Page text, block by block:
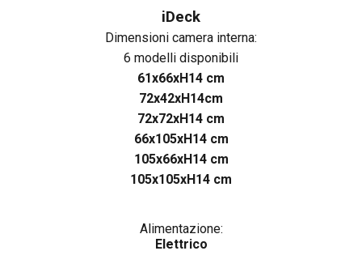
iDeck
Dimensioni camera interna:
6 modelli disponibili
61x66xH14 cm
72x42xH14cm
72x72xH14 cm
66x105xH14 cm
105x66xH14 cm
105x105xH14 cm
Alimentazione:
Elettrico